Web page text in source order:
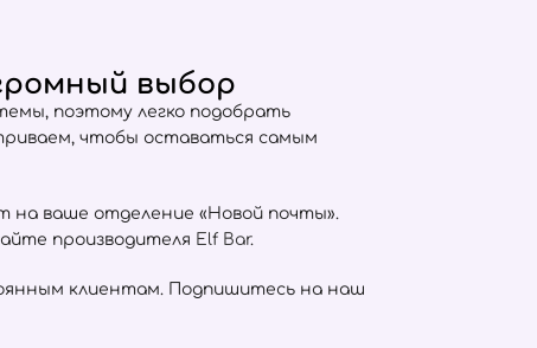
выбор
поэтому легко подобрать
чтобы оставаться самым
на ваше отделение «Новой почты».
производителя Elf Bar.
клиентам. Подпишитесь на наш